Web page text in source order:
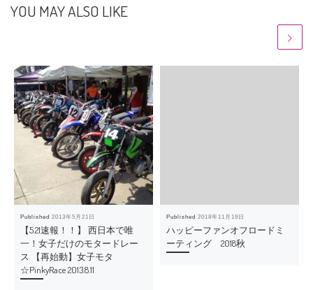
YOU MAY ALSO LIKE
Published2013年5月21日
【5.21速報！！】 西日本で唯
一！女子だけのモタードレー
ス 【再始動】女子モタ
☆PinkyRace 2013.8.11
Published2018年11月19日
ハッピーファンオフロードミ
ーティング 2018秋